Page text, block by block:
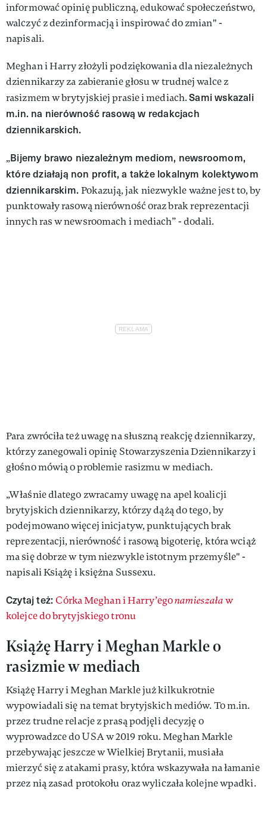
informować opinię publiczną, edukować społeczeństwo,
walczyć z dezinformacją i inspirować do zmian" -
napisali.
Meghan i Harry złożyli podziękowania dla niezależnych
dziennikarzy za zabieranie głosu w trudnej walce z
rasizmem w brytyjskiej prasie i mediach.Sami wskazali
m.in. na nierówność rasową w redakcjach
dziennikarskich.
„Bijemy brawo niezależnym mediom, newsroomom,
które działają non profit, a także lokalnym kolektywom
dziennikarskim.Pokazują, jak niezwykle ważne jest to, by
punktowały rasową nierówność oraz brak reprezentacji
innych ras w newsroomach i mediach” - dodali.
Para zwróciła też uwagę na słuszną reakcję dziennikarzy,
którzy zanegowali opinię Stowarzyszenia Dziennikarzy i
głośno mówią o problemie rasizmu w mediach.
„Właśnie dlatego zwracamy uwagę na apel koalicji
brytyjskich dziennikarzy, którzy dążą do tego, by
podejmowano więcej inicjatyw, punktujących brak
reprezentacji, nierówność i rasową bigoterię, która wciąż
ma się dobrze w tym niezwykle istotnym przemyśle" -
napisali Książę i księżna Sussexu.
Czytaj też: Córka Meghan i Harry’egonamieszaław
kolejce do brytyjskiego tronu
Książę Harry i Meghan Markle o
rasizmie w mediach
Książę Harry i Meghan Markle już kilkukrotnie
wypowiadali się na temat brytyjskich mediów. To m.in.
przez trudne relacje z prasą podjęli decyzję o
wyprowadzce do USA w 2019 roku. Meghan Markle
przebywając jeszcze w Wielkiej Brytanii, musiała
mierzyć się z atakami prasy, która wskazywała na łamanie
przez nią zasad protokołu oraz wyliczała kolejne wpadki.